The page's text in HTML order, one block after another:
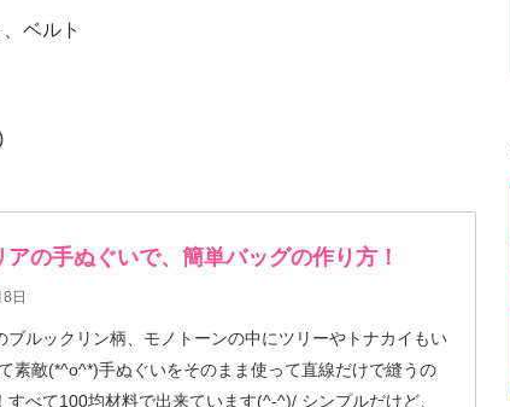
ベルト
アの手ぬぐいで、簡単バッグの作り方！
日
ブルックリン柄、モノトーンの中にツリーやトナカイもい
素敵(*^o^*)手ぬぐいをそのまま使って直線だけで縫うの
すべて100均材料で出来ています(^-^)/ シンプルだけど、